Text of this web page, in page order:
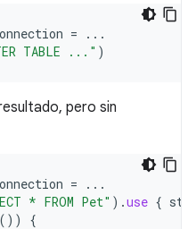
=
...
TABLE ..." )
pero sin
=
...
* FROM Pet" ).use {
())
{